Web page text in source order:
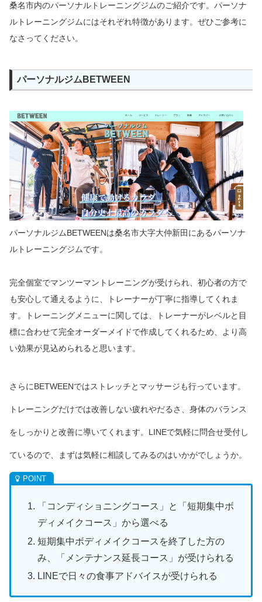
桑名市内のパーソナルトレーニングジムのご紹介です。パーソナ
ルトレーニングジムにはそれぞれ特徴があります。ぜひご参考に
なさってください。
パーソナルジムBETWEEN
パーソナルジムBETWEENは桑名市大字大仲新田にあるパーソナ
ルトレーニングジムです。
完全個室でマンツーマントレーニングが受けられ、初心者の方で
も安心して通えるように、トレーナーが丁寧に指導してくれま
す。トレーニングメニューに関しては、トレーナーがレベルと目
標に合わせて完全オーダーメイドで作成してくれるため、より高
い効果が見込められると思います。
さらにBETWEENではストレッチとマッサージも行っています。
トレーニングだけでは改善しない疲れやだるさ、身体のバランス
をしっかりと改善に導いてくれます。LINEで気軽に問合せ受付し
ているので、まずは気軽に相談してみるのはいかがでしょうか。
「コンディショニングコース」と「短期集中ボ
ディメイクコース」から選べる
短期集中ボディメイクコースを終了した方の
み、「メンテナンス延長コース」が受けられる
LINEで日々の食事アドバイスが受けられる